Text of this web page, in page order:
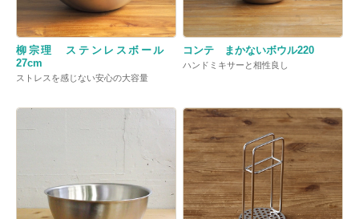
柳宗理 ステンレスボール
27cm
ストレスを感じない安心の大容量
コンテ まかないボウル220
ハンドミキサーと相性良し